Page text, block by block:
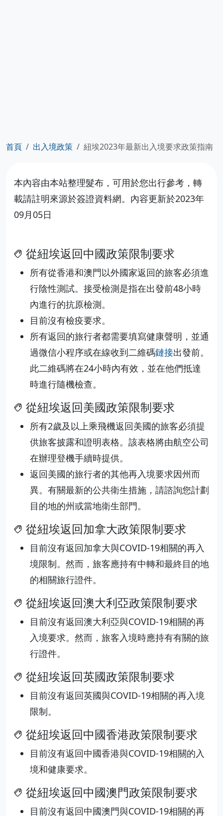
首頁 出入境政策 紐埃2023年最新出入境要求政策指南
本內容由本站整理髮布，可用於您出行參考，轉
載請註明來源於簽證資料網。內容更新於2023年
09月05日
從紐埃返回中國政策限制要求
所有從香港和澳門以外國家返回的旅客必須進
行陰性測試。接受檢測是指在出發前48小時
內進行的抗原檢測。
目前沒有檢疫要求。
所有返回的旅行者都需要填寫健康聲明，並通
過微信小程序或在線收到二維碼鏈接出發前。
此二維碼將在24小時內有效，並在他們抵達
時進行隨機檢查。
從紐埃返回美國政策限制要求
所有2歲及以上乘飛機返回美國的旅客必須提
供旅客披露和證明表格。該表格將由航空公司
在辦理登機手續時提供。
返回美國的旅行者的其他再入境要求因州而
異。有關最新的公共衛生措施，請諮詢您計劃
目的地的州或當地衛生部門。
從紐埃返回加拿大政策限制要求
目前沒有返回加拿大與COVID-19相關的再入
境限制。然而，旅客應持有中轉和最終目的地
的相關旅行證件。
從紐埃返回澳大利亞政策限制要求
目前沒有返回澳大利亞與COVID-19相關的再
入境要求。然而，旅客入境時應持有有關的旅
行證件。
從紐埃返回英國政策限制要求
目前沒有返回英國與COVID-19相關的再入境
限制。
從紐埃返回中國香港政策限制要求
目前沒有返回中國香港與COVID-19相關的入
境和健康要求。
從紐埃返回中國澳門政策限制要求
目前沒有返回中國澳門與COVID-19相關的再